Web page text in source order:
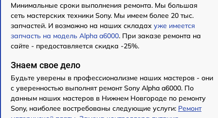
Минимальные сроки выполнения ремонта. Мы большая
сеть мастерских техники Sony. Мы имеем более 20 тыс.
запчастей. И возможно на наших складах уже имеется
запчасть на модель Alpha a6000. При заказе ремонта на
сайте - предоставляется скидка -25%.
Знаем свое дело
Будьте уверены в профессионализме наших мастеров - они
с уверенностью выполнят ремонт Sony Alpha a6000. По
данным наших мастеров в Нижнем Новгороде по ремонту
Sony, наиболее востребованы следующие услуги: Ремонт